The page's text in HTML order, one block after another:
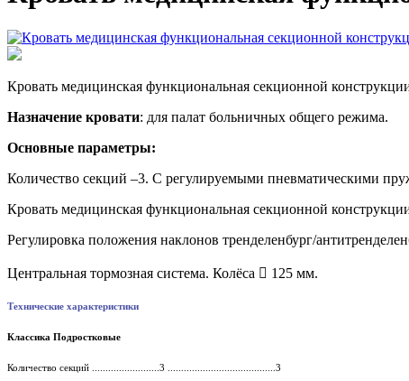
Кровать медицинская функциональная секционной
Назначение кровати: для палат больничных общего режима.
Основные параметры:
Количество секций –3. С регулируемыми пневматическими пру
Кровать медицинская функциональная секционной
Регулировка положения наклонов тренделенбург/антитренде
Центральная тормозная система. Колёса  125 мм.
Технические характеристики
Классика Подростковые
Количество секций .........................3 ........................................3